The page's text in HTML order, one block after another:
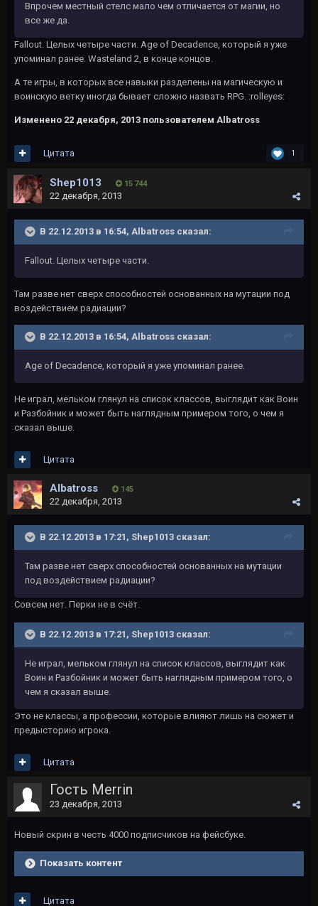
Впрочем местный стелс мало чем отличается от магии, но
все же да.
Fallout. Целых четыре части. Age of Decadence, который я уже
упоминал ранее. Wasteland 2, в конце концов.
А те игры, в которых все навыки разделены на магическую и
воинскую ветку иногда бывает сложно назвать RPG. :rolleyes:
Изменено 22 декабря, 2013 пользователем Albatross
1
Цитата
Shep1013 15 744
22 декабря, 2013
В 22.12.2013 в 16:54, Albatross сказал:
Fallout. Целых четыре части.
Там разве нет сверх способностей основанных на мутации под
воздействием радиации?
В 22.12.2013 в 16:54, Albatross сказал:
Age of Decadence, который я уже упоминал ранее.
Не играл, мельком глянул на список классов, выглядит как Воин
и Разбойник и может быть наглядным примером того, о чем я
сказал выше.
Цитата
Albatross 145
22 декабря, 2013
В 22.12.2013 в 17:21, Shep1013 сказал:
Там разве нет сверх способностей основанных на мутации
под воздействием радиации?
Совсем нет. Перки не в счёт.
В 22.12.2013 в 17:21, Shep1013 сказал:
Не играл, мельком глянул на список классов, выглядит как
Воин и Разбойник и может быть наглядным примером того, о
чем я сказал выше.
Это не классы, а профессии, которые влияют лишь на сюжет и
предысторию игрока.
Цитата
Гость Merrin
23 декабря, 2013
Новый скрин в честь 4000 подписчиков на фейсбуке.
Показать контент
Цитата